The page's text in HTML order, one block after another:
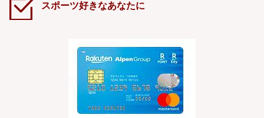
スポーツ好きなあなたに